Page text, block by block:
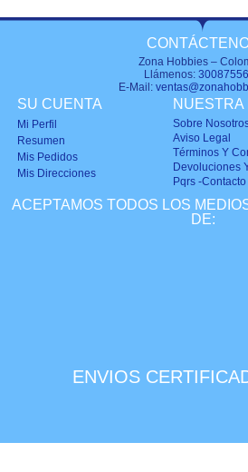
Zona Hobbies –
Llámenos:
E-Mail:
SU CUENTA
Mi Perfil
Resumen
Mis Pedidos
Mis Direcciones
NUESTRA
Sobre
Aviso Legal
Términos Y
Devoluciones
Pqrs -Contacto
ACEPTAMOS TODOS LOS
DE:
ENVIOS